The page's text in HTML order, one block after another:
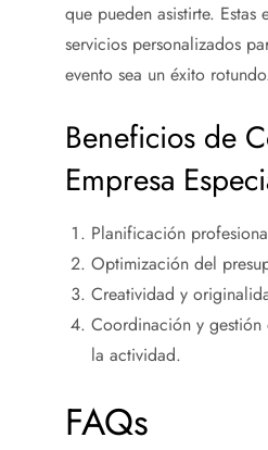
que pueden asistirte. Estas
servicios personalizados
evento sea un éxito
Beneficios de
Empresa
Planificación
Optimización del
Creatividad y
Coordinación y
la actividad.
FAQs